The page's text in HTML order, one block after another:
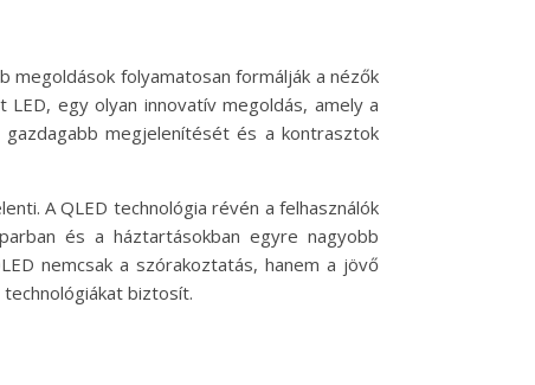
megoldások folyamatosan formálják a nézők
egy olyan innovatív megoldás, amely a
megjelenítését és a kontrasztok
A QLED technológia révén a felhasználók
és a háztartásokban egyre nagyobb
nemcsak a szórakoztatás, hanem a jövő
biztosít.